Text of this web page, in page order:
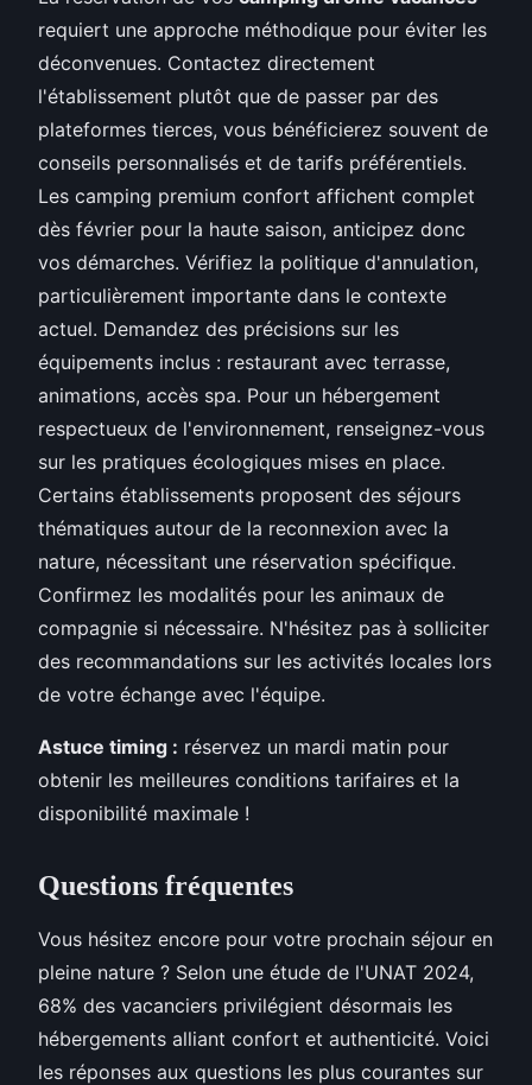
requiert une approche méthodique pour éviter les
déconvenues. Contactez directement
l'établissement plutôt que de passer par des
plateformes tierces, vous bénéficierez souvent de
conseils personnalisés et de tarifs préférentiels.
Les camping premium confort affichent complet
dès février pour la haute saison, anticipez donc
vos démarches. Vérifiez la politique d'annulation,
particulièrement importante dans le contexte
actuel. Demandez des précisions sur les
équipements inclus : restaurant avec terrasse,
animations, accès spa. Pour un hébergement
respectueux de l'environnement, renseignez-vous
sur les pratiques écologiques mises en place.
Certains établissements proposent des séjours
thématiques autour de la reconnexion avec la
nature, nécessitant une réservation spécifique.
Confirmez les modalités pour les animaux de
compagnie si nécessaire. N'hésitez pas à solliciter
des recommandations sur les activités locales lors
de votre échange avec l'équipe.
Astuce timing : réservez un mardi matin pour
obtenir les meilleures conditions tarifaires et la
disponibilité maximale !
Questions fréquentes
Vous hésitez encore pour votre prochain séjour en
pleine nature ? Selon une étude de l'UNAT 2024,
68% des vacanciers privilégient désormais les
hébergements alliant confort et authenticité. Voici
les réponses aux questions les plus courantes sur